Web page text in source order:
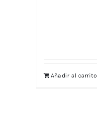
Añadir al carrito